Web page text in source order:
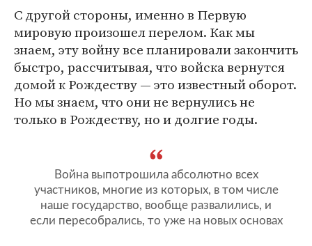
С другой стороны, именно в Первую
мировую произошел перелом. Как мы
знаем, эту войну все планировали закончить
быстро, рассчитывая, что войска вернутся
домой к Рождеству — это известный оборот.
Но мы знаем, что они не вернулись не
только в Рождеству, но и долгие годы.
Война выпотрошила абсолютно всех
участников, многие из которых, в том числе
наше государство, вообще развалились, и
если пересобрались, то уже на новых основах